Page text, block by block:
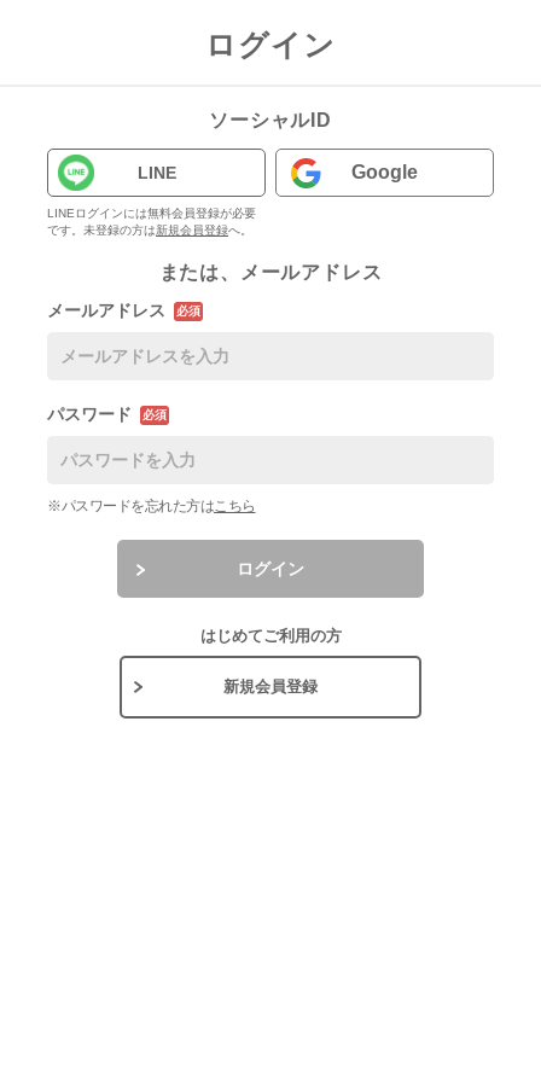
ログイン
ソーシャルID
LINE
LINEログインには無料会員登録が必要
です。未登録の方は新規会員登録へ。
Google
または、メールアドレス
メールアドレス 必須
パスワード 必須
※パスワードを忘れた方はこちら
ログイン
はじめてご利用の方
新規会員登録